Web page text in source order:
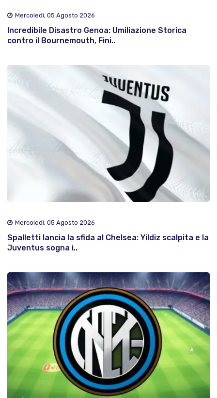
Mercoledì, 05 Agosto 2026
Incredibile Disastro Genoa: Umiliazione Storica
contro il Bournemouth, Fini..
Mercoledì, 05 Agosto 2026
Spalletti lancia la sfida al Chelsea: Yildiz scalpita e la
Juventus sogna i..